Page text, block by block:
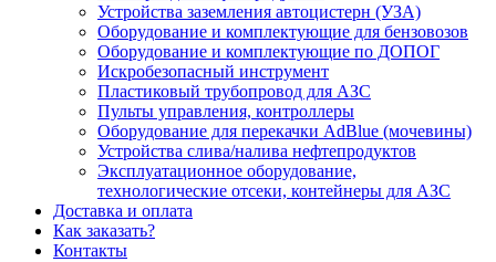
Устройства заземления автоцистерн (УЗА)
Оборудование и комплектующие для бензовозов
Оборудование и комплектующие по ДОПОГ
Искробезопасный инструмент
Пластиковый трубопровод для АЗС
Пульты управления, контроллеры
Оборудование для перекачки AdBlue (мочевины)
Устройства слива/налива нефтепродуктов
Эксплуатационное оборудование,
технологические отсеки, контейнеры для АЗС
Доставка и оплата
Как заказать?
Контакты